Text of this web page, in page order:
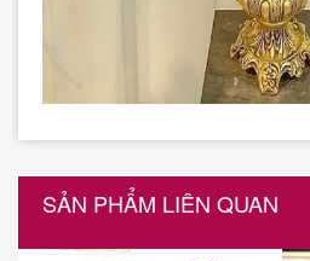
SẢN PHẨM LIÊN QUAN